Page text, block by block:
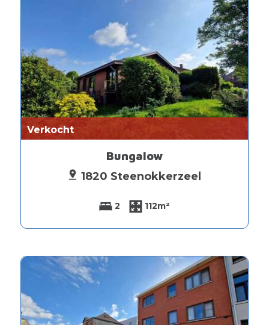
Verkocht
Bungalow
1820 Steenokkerzeel
2 112m²